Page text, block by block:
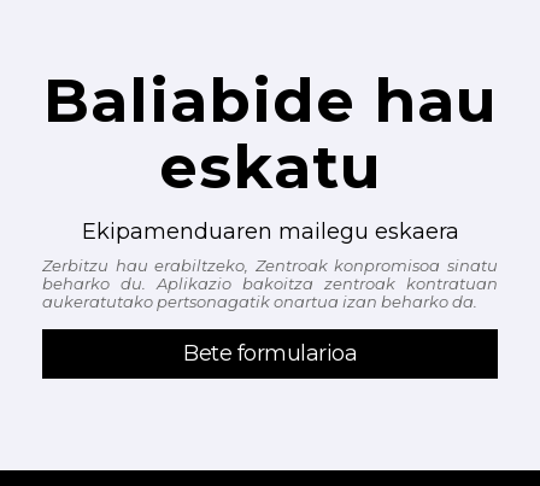
Baliabide hau
eskatu
Ekipamenduaren mailegu eskaera
Zerbitzu hau erabiltzeko, Zentroak konpromisoa sinatu
beharko du. Aplikazio bakoitza zentroak kontratuan
aukeratutako pertsonagatik onartua izan beharko da.
Bete formularioa